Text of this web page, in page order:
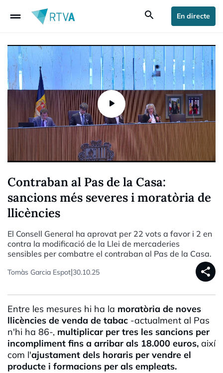
drag_handle search En directe
Contraban al Pas de la Casa:
sancions més severes i moratòria de
llicències
El Consell General ha aprovat per 22 vots a favor i 2 en
contra la modificació de la Llei de mercaderies
sensibles per combatre el contraban al Pas de la Casa.
Tomàs Garcia Espot|30.10.25 share
Entre les mesures hi ha la moratòria de noves
llicències de venda de tabac -actualment al Pas
n'hi ha 86-, multiplicar per tres les sancions per
incompliment fins a arribar als 18.000 euros, així
com l'ajustament dels horaris per vendre el
producte i formacions per als empleats.